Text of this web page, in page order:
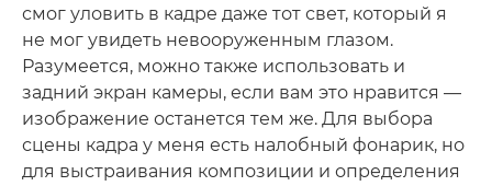
смог уловить в кадре даже тот свет, который я
не мог увидеть невооруженным глазом.
Разумеется, можно также использовать и
задний экран камеры, если вам это нравится —
изображение останется тем же. Для выбора
сцены кадра у меня есть налобный фонарик, но
для выстраивания композиции и определения